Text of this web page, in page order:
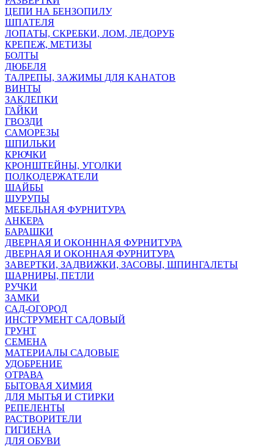
ЦЕПИ НА БЕНЗОПИЛУ
ШПАТЕЛЯ
ЛОПАТЫ, СКРЕБКИ, ЛОМ, ЛЕДОРУБ
КРЕПЕЖ, МЕТИЗЫ
БОЛТЫ
ДЮБЕЛЯ
ТАЛРЕПЫ, ЗАЖИМЫ ДЛЯ КАНАТОВ
ВИНТЫ
ЗАКЛЕПКИ
ГАЙКИ
ГВОЗДИ
САМОРЕЗЫ
ШПИЛЬКИ
КРЮЧКИ
КРОНШТЕЙНЫ, УГОЛКИ
ПОЛКОДЕРЖАТЕЛИ
ШАЙБЫ
ШУРУПЫ
МЕБЕЛЬНАЯ ФУРНИТУРА
АНКЕРА
БАРАШКИ
ДВЕРНАЯ И ОКОНННАЯ ФУРНИТУРА
ДВЕРНАЯ И ОКОННАЯ ФУРНИТУРА
ЗАВЕРТКИ, ЗАДВИЖКИ, ЗАСОВЫ, ШПИНГАЛЕТЫ
ШАРНИРЫ, ПЕТЛИ
РУЧКИ
ЗАМКИ
САД-ОГОРОД
ИНСТРУМЕНТ САДОВЫЙ
ГРУНТ
СЕМЕНА
МАТЕРИАЛЫ САДОВЫЕ
УДОБРЕНИЕ
ОТРАВА
БЫТОВАЯ ХИМИЯ
ДЛЯ МЫТЬЯ И СТИРКИ
РЕПЕЛЕНТЫ
РАСТВОРИТЕЛИ
ГИГИЕНА
ДЛЯ ОБУВИ